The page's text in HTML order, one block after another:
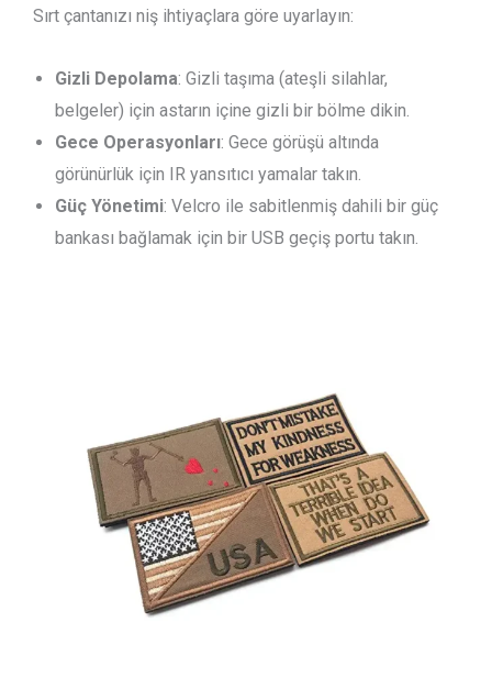
Sırt çantanızı niş ihtiyaçlara göre uyarlayın:
Gizli Depolama: Gizli taşıma (ateşli silahlar,
belgeler) için astarın içine gizli bir bölme dikin.
Gece Operasyonları: Gece görüşü altında
görünürlük için IR yansıtıcı yamalar takın.
Güç Yönetimi: Velcro ile sabitlenmiş dahili bir güç
bankası bağlamak için bir USB geçiş portu takın.